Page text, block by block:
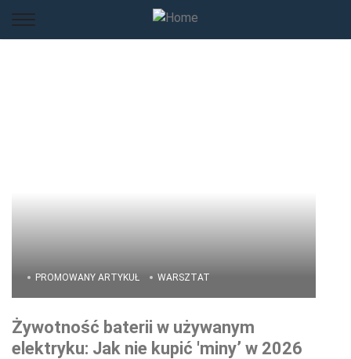
PROMOWANY ARTYKUŁ WARSZTAT
Żywotność baterii w używanym
elektryku: Jak nie kupić 'miny’ w 2026